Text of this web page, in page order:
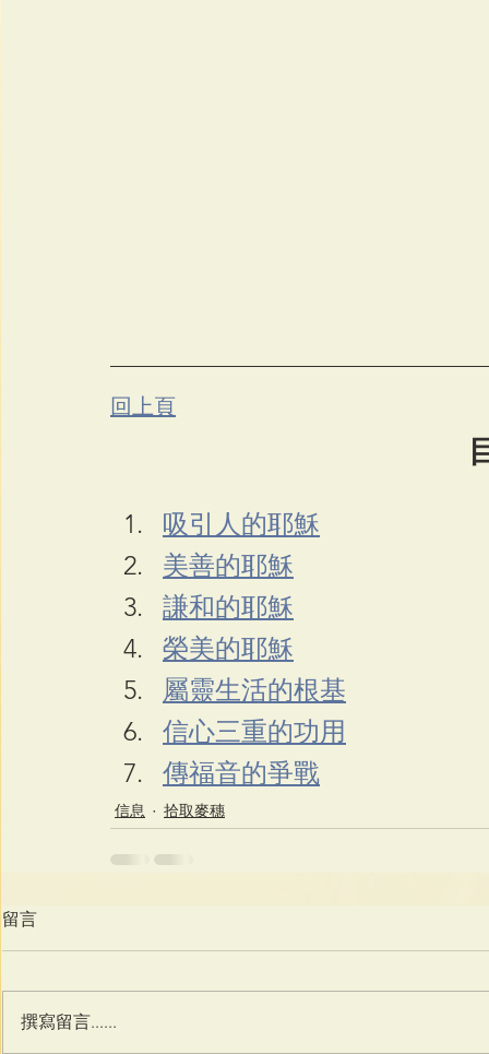
回上頁
吸引人的耶穌
美善的耶穌
謙和的耶穌
榮美的耶穌
屬靈生活的根基
信心三重的功用
傳福音的爭戰
信息 拾取麥穗
留言
撰寫留言......